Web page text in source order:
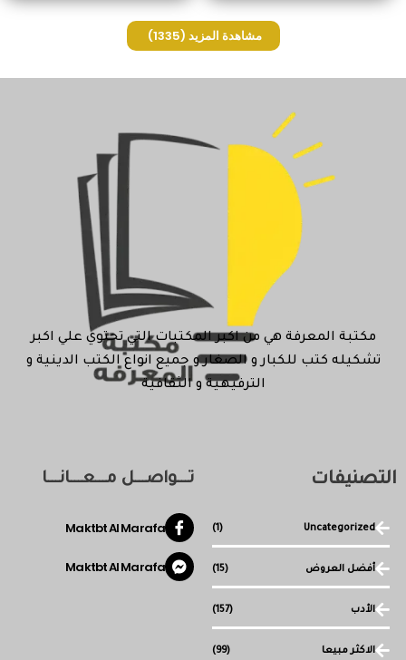
مشاهدة المزيد (1335)
مكتبة المعرفة هي من اكبر المكتبات التي تحتوي علي اكبر
تشكيله كتب للكبار و الصغار و جميع انواع الكتب الدينية و
الترفيهية و الثقافية
التصنيفات
Uncategorized
(1)
أفضل العروض (15)
الأدب (157)
الاكثر مبيعا (99)
تـــواصـــل مـــعـــانـــا
Maktbt Al Marafa
Maktbt Al Marafa